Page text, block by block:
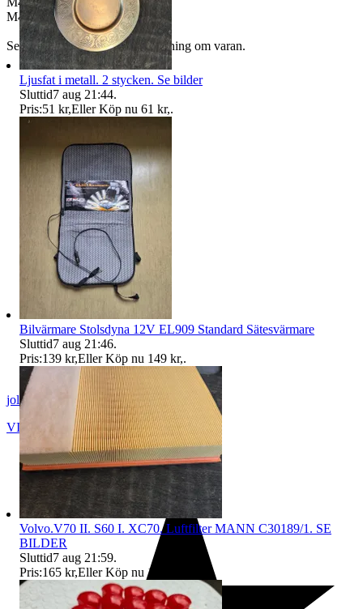
M47 79-
Se bilder och få en egen uppfattning om varan.
jollybob50
VIKINGSTAD,Sverige
Ljusfat i metall. 2 stycken. Se bilder
Sluttid7 aug 21:44.
Pris:51 kr,Eller Köp nu 61 kr,.
Bilvärmare Stolsdyna 12V EL909 Standard Sätesvärmare
Sluttid7 aug 21:46.
Pris:139 kr,Eller Köp nu 149 kr,.
Volvo.V70 II. S60 I. XC70. Luftfilter MANN C30189/1. SE
BILDER
Sluttid7 aug 21:59.
Pris:165 kr,Eller Köp nu 199 kr